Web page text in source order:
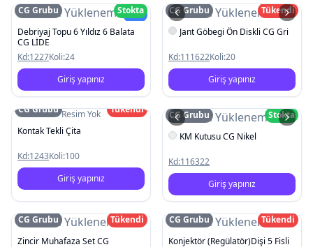
Resim YüklenemediYeni
CG Grubu
Stokta
Debriyaj Topu 6 Yıldız 6 Balata
CG LİDE
Kd:1227Koli:24
Giriş yapınız
Resim Yüklenemedi
CG Grubu
Tükendi
Jant Göbegi Ön Diskli CG Gri
Kd:111622Koli:20
Giriş yapınız
Resim Yok
CG Grubu
Tükendi
Kontak Tekli Çita
Kd:1243Koli:100
Giriş yapınız
Resim Yüklenemedi
CG Grubu
Stokta
KM Kutusu CG Nikel
Kd:116322
Giriş yapınız
Resim Yüklenemedi
CG Grubu
Tükendi
Zincir Muhafaza Set CG
Resim Yüklenemedi
CG Grubu
Tükendi
Konjektör (Regülatör)Dişi 5 Fisli